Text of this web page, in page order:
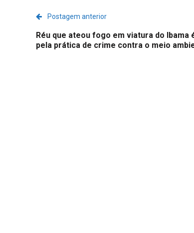
Postagem anterior
Réu que ateou fogo em viatura do Ibama
pela prática de crime contra o meio